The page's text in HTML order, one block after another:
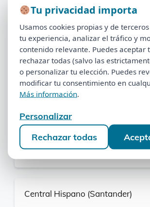
Envíanos tu contrato de
equipo de
abogados especializados
1.000 casos resueltos analizará tu
indicará la mejor vía de salida — sin
compromiso.
Sin desembolso inicial.Solicita tu
al 900 525 939.
Puede interesarte:
CAM (Sabadell)
Central Hispano (Santander)
Tu privacidad importa
Usamos cookies propias y de
tu experiencia, analizar el tráfico y
contenido relevante. Puedes aceptar
rechazar todas (salvo las
o personalizar tu elección. Puedes
modificar tu consentimiento en
Más información.
Personalizar
Rechazar todas
Tu privacidad importa
Usamos cookies propias y de
tu experiencia, analizar el tráfico y
contenido relevante. Puedes aceptar
rechazar todas (salvo las
o personalizar tu elección. Puedes
modificar tu consentimiento en
Más información
Personalizar
Rechazar todas